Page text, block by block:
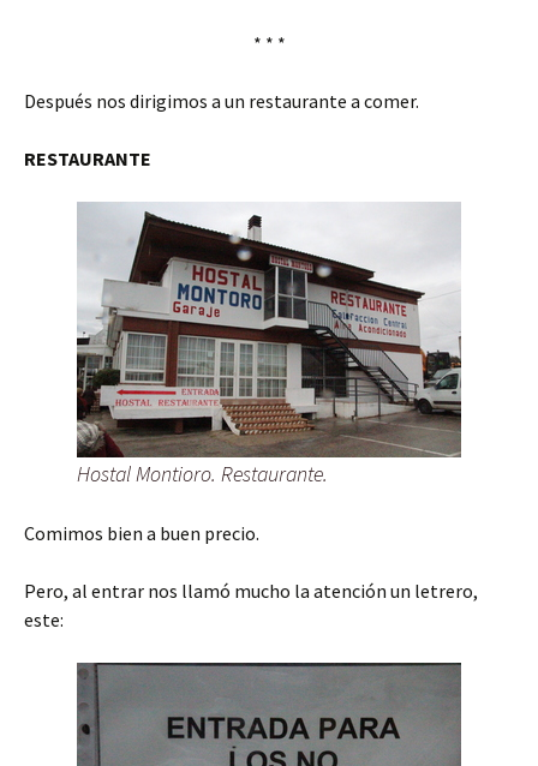
* * *
Después nos dirigimos a un restaurante a comer.
RESTAURANTE
Hostal Montioro. Restaurante.
Comimos bien a buen precio.
Pero, al entrar nos llamó mucho la atención un letrero,
este: